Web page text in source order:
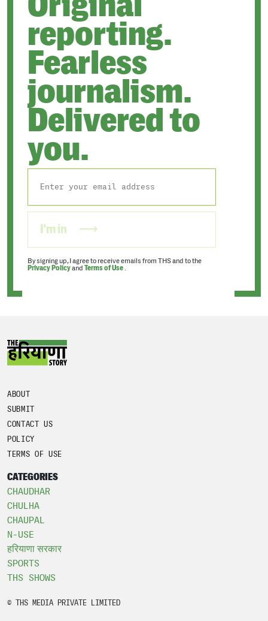
reporting.
Fearless
journalism.
Delivered to
you.
I'm in
By signing up, I agree to receive emails from THS and to the
Privacy Policyand Terms of Use .
ABOUT
SUBMIT
CONTACT US
POLICY
TERMS OF USE
CATEGORIES
CHAUDHAR
CHULHA
CHAUPAL
N-USE
हरियाणा सरकार
SPORTS
THS SHOWS
© THS MEDIA PRIVATE LIMITED